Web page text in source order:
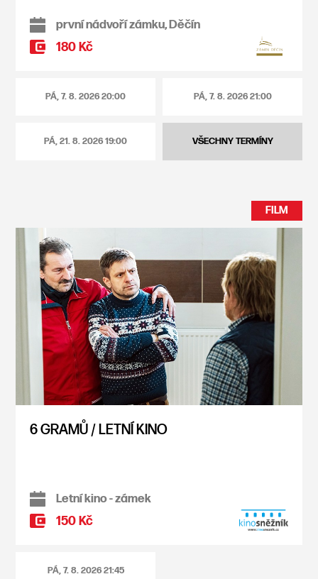
první nádvoří zámku, Děčín
180 Kč
PÁ, 7. 8. 202620:00 PÁ, 7. 8. 202621:00
PÁ, 21. 8. 202619:00 VŠECHNY TERMÍNY
FILM
6 GRAMŮ / LETNÍ KINO
Letní kino - zámek
150 Kč
PÁ, 7. 8. 202621:45